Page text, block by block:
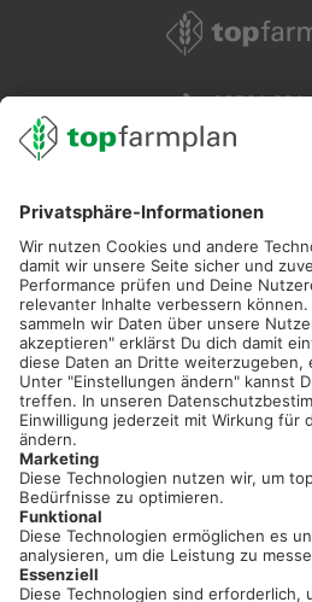
02501 801
Sei immer auf dem
Neue Features, spannende Tipps
Optimiere Dein
einfach und